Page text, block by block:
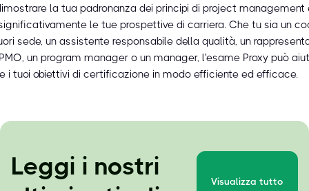
la tua padronanza dei principi di project management
le tue prospettive di carriera. Che tu sia un
sede, un assistente responsabile della qualità, un
un program manager o un manager, l'esame Proxy può
i tuoi obiettivi di certificazione in modo efficiente ed efficace.
Leggi i nostri
Visualizza tutto